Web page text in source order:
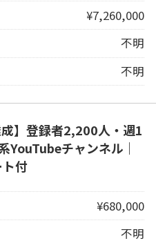
¥7,260,000
不明
不明
】登録者2,200人・週1
YouTubeチャンネル｜
付
¥680,000
不明